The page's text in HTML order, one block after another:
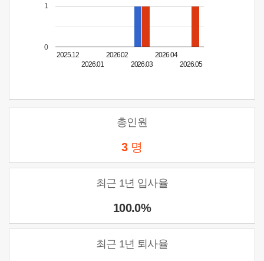
2025.12
2026.01
2026.02
2026.03
2026.04
2026.05
0
1
총인원
3 명
최근 1년 입사율
100.0%
최근 1년 퇴사율